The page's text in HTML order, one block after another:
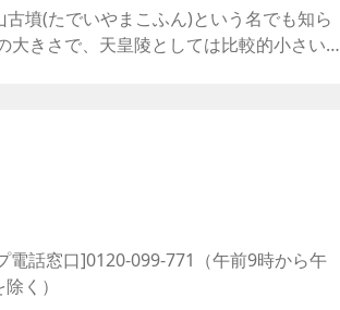
keys
to
墳(たでいやまこふん)という名でも知ら
きさで、天皇陵としては比較的小さいも
型古墳こそ、反正天皇の陵墓だという説
端麗、大変歯が美しく、その身長は9尺2
いうふたつの小型古墳のほか、方災除け
ます。
電話窓口]0120-099-771（午前9時から午
く）